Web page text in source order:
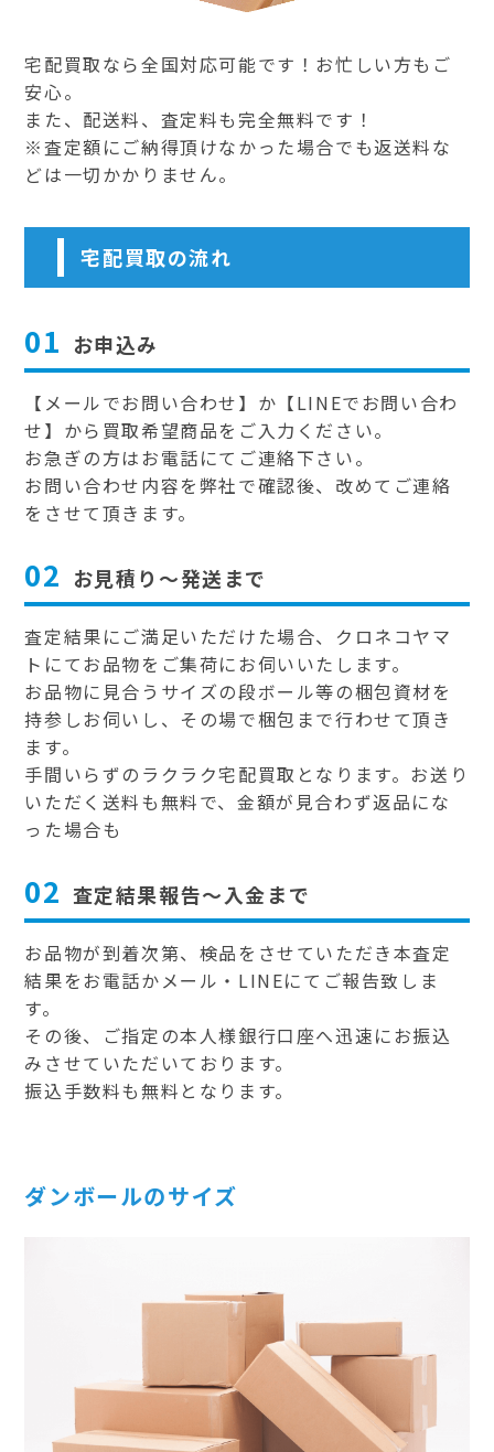
宅配買取なら全国対応可能です！お忙しい方もご
安心。
また、配送料、査定料も完全無料です！
※査定額にご納得頂けなかった場合でも返送料な
どは一切かかりません。
宅配買取の流れ
01 お申込み
【メールでお問い合わせ】か【LINEでお問い合わ
せ】から買取希望商品をご入力ください。
お急ぎの方はお電話にてご連絡下さい。
お問い合わせ内容を弊社で確認後、改めてご連絡
をさせて頂きます。
02 お見積り～発送まで
査定結果にご満足いただけた場合、クロネコヤマ
トにてお品物をご集荷にお伺いいたします。
お品物に見合うサイズの段ボール等の梱包資材を
持参しお伺いし、その場で梱包まで行わせて頂き
ます。
手間いらずのラクラク宅配買取となります。お送り
いただく送料も無料で、金額が見合わず返品にな
った場合も
02 査定結果報告～入金まで
お品物が到着次第、検品をさせていただき本査定
結果をお電話かメール・LINEにてご報告致しま
す。
その後、ご指定の本人様銀行口座へ迅速にお振込
みさせていただいております。
振込手数料も無料となります。
ダンボールのサイズ